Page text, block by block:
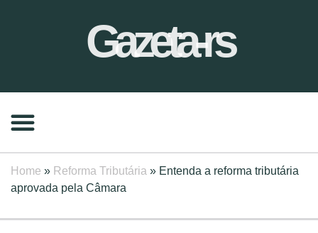
Gazeta-rs
Home » Reforma Tributária » Entenda a reforma tributária
aprovada pela Câmara